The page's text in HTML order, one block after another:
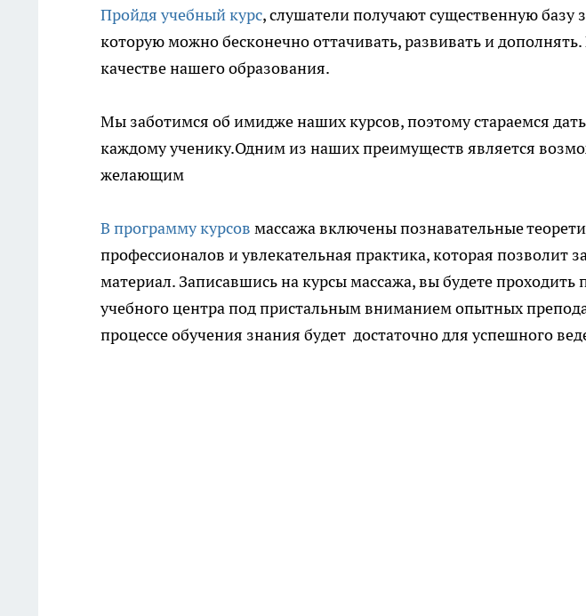
Пройдя учебный курс, слушатели получают существенную
которую можно бесконечно оттачивать, развивать и
качестве нашего образования.
Мы заботимся об имидже наших курсов, поэтому стараемся
каждому ученику.Одним из наших преимуществ является
желающим
В программу курсов массажа включены познавательные
профессионалов и увлекательная практика, которая позволит
материал. Записавшись на курсы массажа, вы будете проходить
учебного центра под пристальным вниманием опытных
процессе обучения знания будет достаточно для успешного